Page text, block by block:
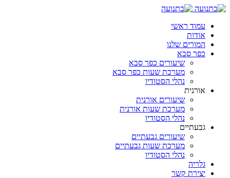
עמוד ראשי
אודות
המורים שלנו
כפר סבא
שיעורים כפר סבא
מערכת שעות כפר סבא
נהלי הסטודיו
אורנית
שיעורים אורנית
מערכת שעות אורנית
נהלי הסטודיו
גבעתיים
שיעורים גבעתיים
מערכת שעות גבעתיים
נהלי הסטודיו
גלריה
יצירת קשר